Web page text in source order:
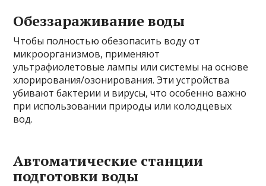
Обеззараживание воды
Чтобы полностью обезопасить воду от
микроорганизмов, применяют
ультрафиолетовые лампы или системы на основе
хлорирования/озонирования. Эти устройства
убивают бактерии и вирусы, что особенно важно
при использовании природы или колодцевых
вод.
Автоматические станции
подготовки воды